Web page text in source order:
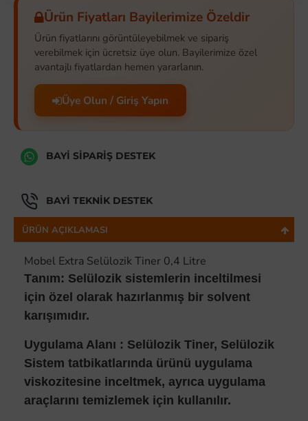
Ürün Fiyatları Bayilerimize Özeldir
Ürün fiyatlarını görüntüleyebilmek ve sipariş
verebilmek için ücretsiz üye olun. Bayilerimize özel
avantajlı fiyatlardan hemen yararlanın.
Üye Olun / Giriş Yapın
BAYI SIPARIŞ DESTEK
BAYI TEKNIK DESTEK
ÜRÜN AÇIKLAMASI
Mobel Extra Selülozik Tiner 0,4 Litre
Tanım: Selülozik sistemlerin inceltilmesi
için özel olarak hazırlanmış bir solvent
karışımıdır.
Uygulama Alanı : Selülozik Tiner, Selülozik
Sistem tatbikatlarında ürünü uygulama
viskozitesine inceltmek, ayrıca uygulama
araçlarını temizlemek için kullanılır.